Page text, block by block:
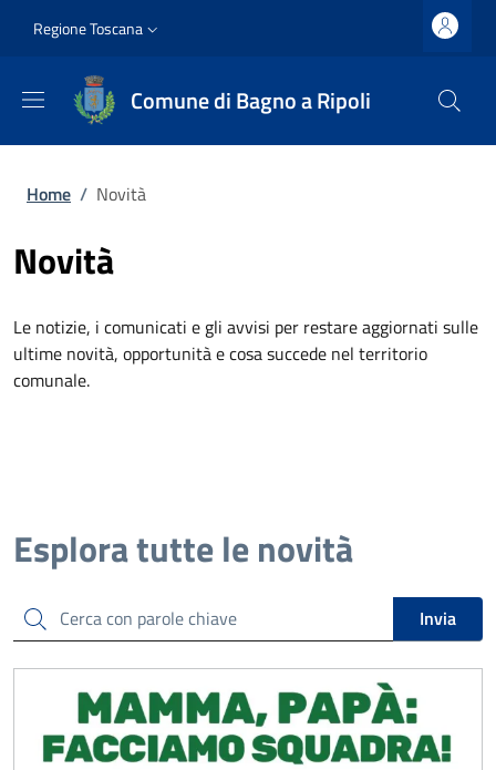
Slim top
Regione Toscana
Comune di Bagno a Ripoli
Briciole di pane
Home / Novità
Novità
Le notizie, i comunicati e gli avvisi per restare aggiornati sulle
ultime novità, opportunità e cosa succede nel territorio
comunale.
Esplora tutte le novità
Cerca Invia